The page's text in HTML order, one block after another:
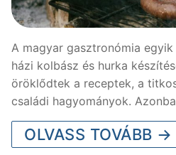
A magyar gasztronómia
házi kolbász és hurka
öröklődtek a receptek, a
családi hagyományok.
OLVASS TOVÁBB →